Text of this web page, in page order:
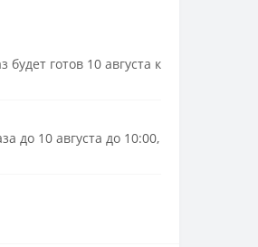
будет готов 10 августа к
до 10 августа до 10:00,